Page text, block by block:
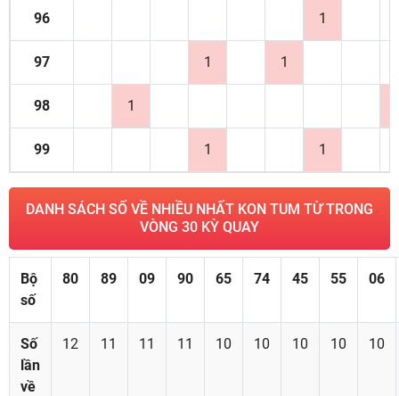
96 1
97 1 1
98 1
99 1 1
DANH SÁCH SỐ VỀ NHIỀU NHẤT KON TUM TỪ TRONG
VÒNG 30 KỲ QUAY
Bộ
số
80 89 09 90 65 74 45 55 06
Số
lần
về
12 11 11 11 10 10 10 10 10